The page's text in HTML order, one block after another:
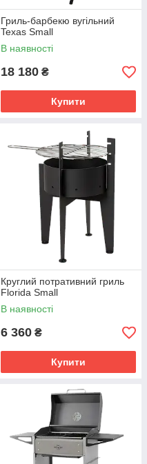
Гриль-барбекю вугільний
Texas Small
В наявності
18 180 ₴
Купити
Круглий потративний гриль
Florida Small
В наявності
6 360 ₴
Купити